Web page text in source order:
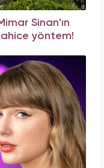
Sinan'ın
yöntem!